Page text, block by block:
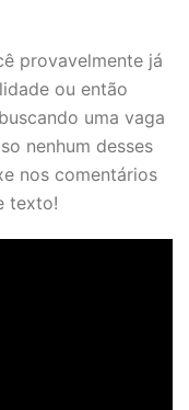
provavelmente já
ou então
uma vaga
nenhum desses
nos comentários
texto!